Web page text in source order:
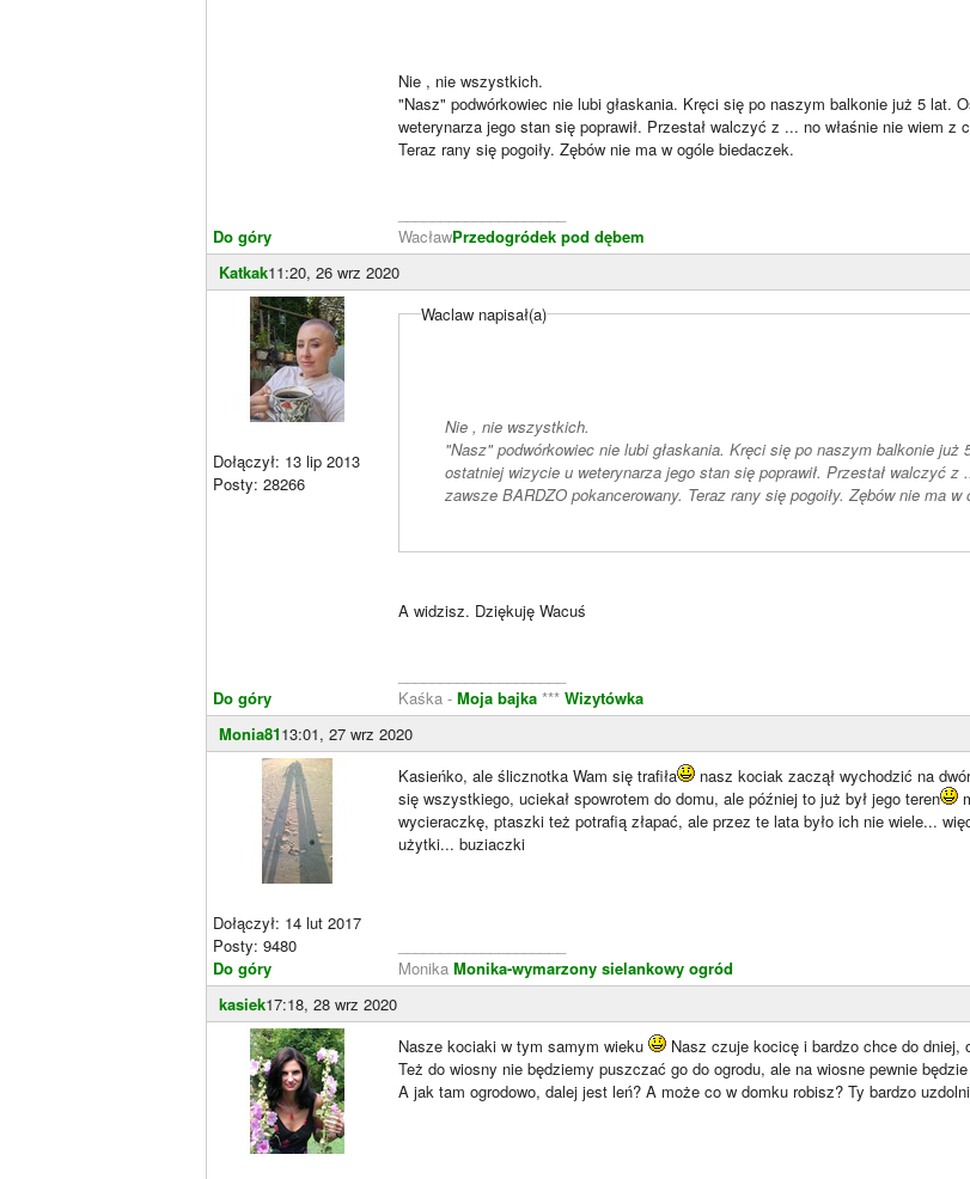
Do góry
Nie , nie wszystkich.
"Nasz" podwórkowiec nie lubi głaskania. Kręci się po naszym balkonie już 5 lat.
weterynarza jego stan się poprawił. Przestał walczyć z ... no właśnie nie wiem
Teraz rany się pogoiły. Zębów nie ma w ogóle biedaczek.
WacławPrzedogródek pod dębem
Katkak11:20, 26 wrz 2020
Dołączył: 13 lip 2013
Posty: 28266
Do góry
Waclaw napisał(a)
Nie , nie wszystkich.
"Nasz" podwórkowiec nie lubi głaskania. Kręci się po naszym balkonie już 5 lat. Ostatnio zadomawia się w mieszkaniu. Po
ostatniej wizycie u weterynarza jego stan się poprawił. Przestał walczyć
zawsze BARDZO pokancerowany. Teraz rany się pogoiły. Zębów nie ma w
A widzisz. Dziękuję Wacuś
Kaśka - Moja bajka *** Wizytówka
Monia8113:01, 27 wrz 2020
Dołączył: 14 lut 2017
Posty: 9480
Do góry
Kasieńko, ale ślicznotka Wam się trafiła
nasz kociak zaczął wychodzić na
się wszystkiego, uciekał spowrotem do domu, ale później to już był jego teren
wycieraczkę, ptaszki też potrafią złapać, ale przez te lata było ich nie wiele...
użytki... buziaczki
Monika Monika-wymarzony sielankowy ogród
kasiek17:18, 28 wrz 2020
Nasze kociaki w tym samym wieku
Nasz czuje kocicę i bardzo chce do
Też do wiosny nie będziemy puszczać go do ogrodu, ale na wiosne pewnie
A jak tam ogrodowo, dalej jest leń? A może co w domku robisz? Ty bardzo